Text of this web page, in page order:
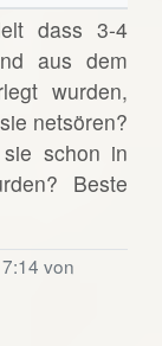
dass 3-4
aus dem
wurden,
netsören?
schon in
Beste
von